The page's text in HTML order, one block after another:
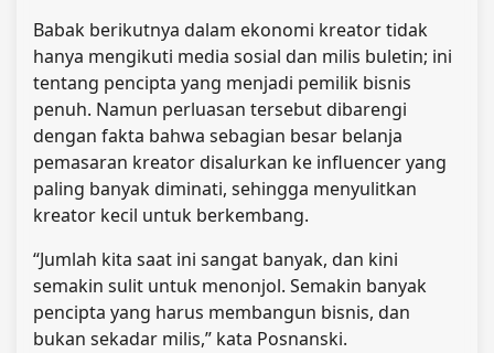
Babak berikutnya dalam ekonomi kreator tidak
hanya mengikuti media sosial dan milis buletin; ini
tentang pencipta yang menjadi pemilik bisnis
penuh. Namun perluasan tersebut dibarengi
dengan fakta bahwa sebagian besar belanja
pemasaran kreator disalurkan ke influencer yang
paling banyak diminati, sehingga menyulitkan
kreator kecil untuk berkembang.
“Jumlah kita saat ini sangat banyak, dan kini
semakin sulit untuk menonjol. Semakin banyak
pencipta yang harus membangun bisnis, dan
bukan sekadar milis,” kata Posnanski.